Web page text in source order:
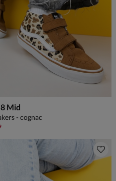
Mid
- cognac
voor € 48,99